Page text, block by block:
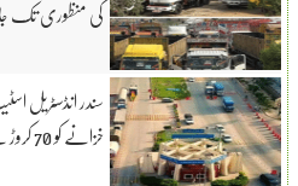
کی منظوری تک
سندر انڈسٹریل
خزانے کو 70 کروڑ سے زائد کا نقصان